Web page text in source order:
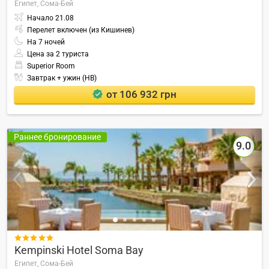
Египет, Сома-Бей
Начало 21.08
Перелет включен (из Кишинев)
На 7 ночей
Цена за 2 туриста
Superior Room
Завтрак + ужин (HB)
от 106 932 грн
Раннее бронирование
9.0

Kempinski Hotel Soma Bay
Египет, Сома-Бей